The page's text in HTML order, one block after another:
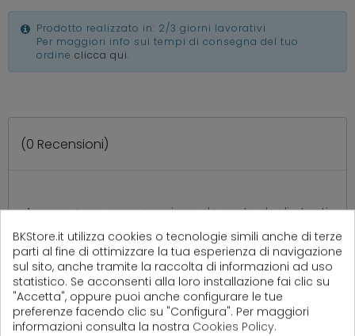
Prodotto realizzato in: 2/3 giorni lavorativi
Per maggiori info sui tempi di consegna del tuo
ordine clicca qui.
(0 Recensioni)
Ancora nessuna recensione da parte degli utenti.
BKStore.it utilizza cookies o tecnologie simili anche di terze
parti al fine di ottimizzare la tua esperienza di navigazione
sul sito, anche tramite la raccolta di informazioni ad uso
statistico. Se acconsenti alla loro installazione fai clic su
"Accetta", oppure puoi anche configurare le tue
preferenze facendo clic su "Configura". Per maggiori
informazioni consulta la nostra Cookies Policy.